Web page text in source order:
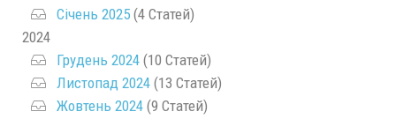
Січень 2025 (4 Статей)
2024
Грудень 2024 (10 Статей)
Листопад 2024 (13 Статей)
Жовтень 2024 (9 Статей)